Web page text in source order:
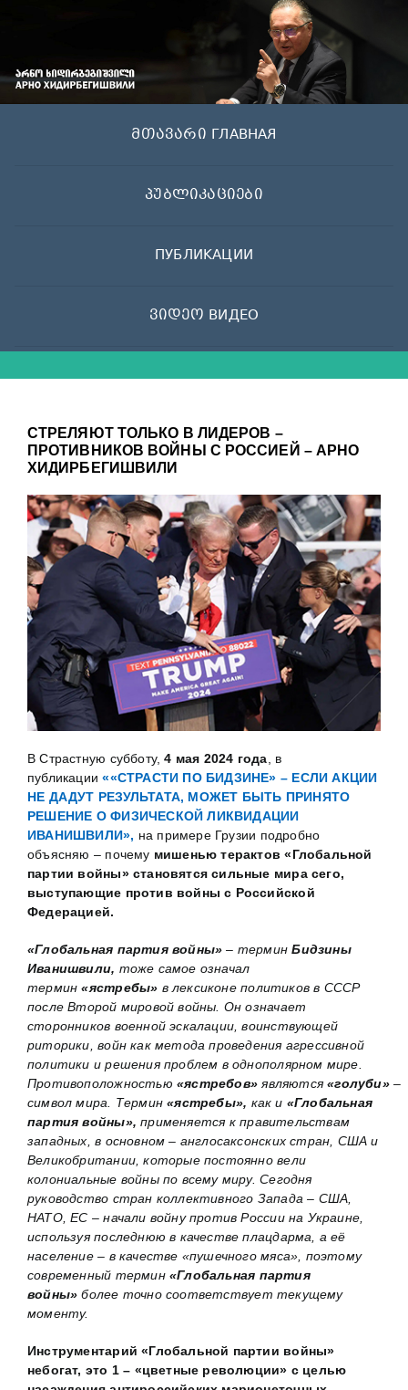
მთავარი ГЛАВНАЯ
პუბლიკაციები
ПУБЛИКАЦИИ
ვიდეო ВИДЕО
СТРЕЛЯЮТ ТОЛЬКО В ЛИДЕРОВ –
ПРОТИВНИКОВ ВОЙНЫ С РОССИЕЙ – АРНО
ХИДИРБЕГИШВИЛИ
В Страстную субботу,4 мая 2024 года , в
публикации««СТРАСТИ ПО БИДЗИНЕ» – ЕСЛИ АКЦИИ
НЕ ДАДУТ РЕЗУЛЬТАТА, МОЖЕТ БЫТЬ ПРИНЯТО
РЕШЕНИЕ О ФИЗИЧЕСКОЙ ЛИКВИДАЦИИ
ИВАНИШВИЛИ», на примере Грузии подробно
объясняю – почему мишенью терактов «Глобальной
партии войны» становятся сильные мира сего,
выступающие против войны с Российской
Федерацией.
«Глобальная партия войны» – терминБидзины
Иванишвили, тоже самое означал
термин«ястребы» в лексиконе политиков в СССР
после Второй мировой войны. Он означает
сторонников военной эскалации, воинствующей
риторики, войн как метода проведения агрессивной
политики и решения проблем в однополярном мире.
Противоположностью «ястребов» являются«голуби»–
символ мира. Термин«ястребы», как и «Глобальная
партия войны», применяется к правительствам
западных, в основном – англосаксонских стран, США и
Великобритании, которые постоянно вели
колониальные войны по всему миру. Сегодня
руководство стран коллективного Запада – США,
НАТО, ЕС – начали войну против России на Украине,
используя последнюю в качестве плацдарма, а её
население – в качестве «пушечного мяса», поэтому
современный термин «Глобальная партия
войны» более точно соответствует текущему
моменту.
Инструментарий «Глобальной партии войны»
небогат, это 1 – «цветные революции» с целью